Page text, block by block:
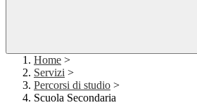
Home >
Servizi >
Percorsi di studio >
Scuola Secondaria